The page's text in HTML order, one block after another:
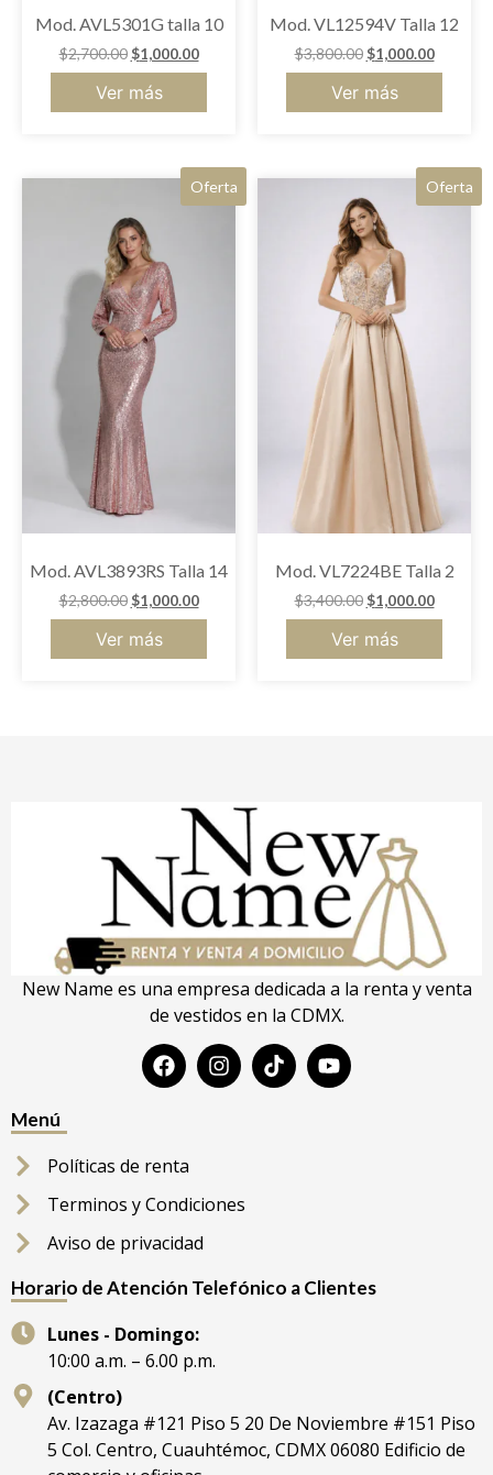
Mod. AVL5301G talla 10
$2,700.00 $1,000.00
Ver más
Mod. VL12594V Talla 12
$3,800.00 $1,000.00
Ver más
Oferta
Mod. AVL3893RS Talla 14
$2,800.00 $1,000.00
Ver más
Oferta
Mod. VL7224BE Talla 2
$3,400.00 $1,000.00
Ver más
New Name es una empresa dedicada a la renta y venta
de vestidos en la CDMX.
Menú
Políticas de renta
Terminos y Condiciones
Aviso de privacidad
Horario de Atención Telefónico a Clientes
Lunes - Domingo:
10:00 a.m. – 6.00 p.m.
(Centro)
Av. Izazaga #121 Piso 5 20 De Noviembre #151 Piso
5 Col. Centro, Cuauhtémoc, CDMX 06080 Edificio de